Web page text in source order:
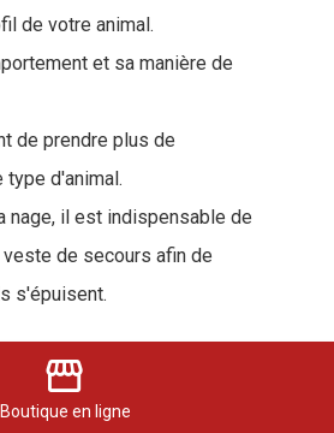
de votre animal.
et sa manière de
de prendre plus de
d'animal.
nage, il est indispensable de
veste de secours afin de
s'épuisent.
brachycéphales
storefront
Boutique en ligne